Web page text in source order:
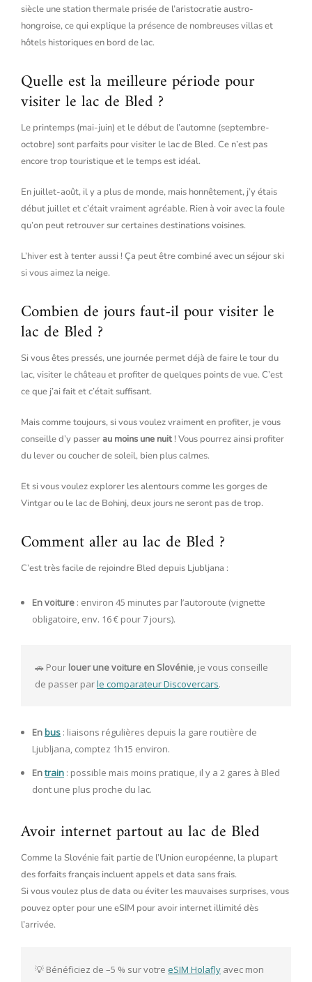
siècle une station thermale prisée de l’aristocratie austro-
hongroise, ce qui explique la présence de nombreuses villas et
hôtels historiques en bord de lac.
Quelle est la meilleure période pour
visiter le lac de Bled ?
Le printemps (mai-juin) et le début de l’automne (septembre-
octobre) sont parfaits pour visiter le lac de Bled. Ce n’est pas
encore trop touristique et le temps est idéal.
En juillet-août, il y a plus de monde, mais honnêtement, j’y étais
début juillet et c’était vraiment agréable. Rien à voir avec la foule
qu’on peut retrouver sur certaines destinations voisines.
L’hiver est à tenter aussi ! Ça peut être combiné avec un séjour ski
si vous aimez la neige.
Combien de jours faut-il pour visiter le
lac de Bled ?
Si vous êtes pressés, une journée permet déjà de faire le tour du
lac, visiter le château et profiter de quelques points de vue. C’est
ce que j’ai fait et c’était suffisant.
Mais comme toujours, si vous voulez vraiment en profiter, je vous
conseille d’y passerau moins une nuit ! Vous pourrez ainsi profiter
du lever ou coucher de soleil, bien plus calmes.
Et si vous voulez explorer les alentours comme les gorges de
Vintgar ou le lac de Bohinj, deux jours ne seront pas de trop.
Comment aller au lac de Bled ?
C’est très facile de rejoindre Bled depuis Ljubljana :
En voiture : environ 45 minutes par l’autoroute (vignette
obligatoire, env. 16 € pour 7 jours).
🚗 Pour louer une voiture en Slovénie, je vous conseille
de passer par le comparateur Discovercars.
Enbus : liaisons régulières depuis la gare routière de
Ljubljana, comptez 1h15 environ.
Entrain : possible mais moins pratique, il y a 2 gares à Bled
dont une plus proche du lac.
Avoir internet partout au lac de Bled
Comme la Slovénie fait partie de l’Union européenne, la plupart
des forfaits français incluent appels et data sans frais.
Si vous voulez plus de data ou éviter les mauvaises surprises, vous
pouvez opter pour une eSIM pour avoir internet illimité dès
l’arrivée.
💡 Bénéficiez de –5 % sur votre eSIM Holafly avec mon